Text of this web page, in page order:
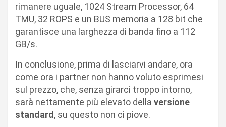
rimanere uguale, 1024 Stream Processor, 64
TMU, 32 ROPS e un BUS memoria a 128 bit che
garantisce una larghezza di banda fino a 112
GB/s.
In conclusione, prima di lasciarvi andare, ora
come ora i partner non hanno voluto esprimesi
sul prezzo, che, senza girarci troppo intorno,
sarà nettamente più elevato della versione
standard , su questo non ci piove.